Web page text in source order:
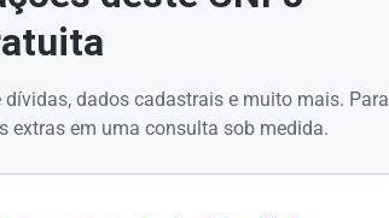
dados cadastrais e muito mais. Para
extras em uma consulta sob medida.